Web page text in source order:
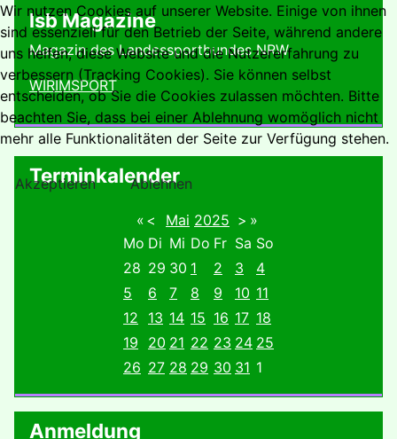
Terminkalender
« < Mai 2025 > »
Mo Di Mi Do Fr Sa So
28 29 30 1 2 3
4
5
6 7 8 9 10 11
12
13 14 15 16 17 18
19
20 21 22 23 24 25
26 27 28 29 30 31 1
Anmeldung
lsb Magazine
Magazin des Landessportbundes NRW
WIRIMSPORT
Wir nutzen Cookies auf unserer Website. Einige von ihnen
sind essenziell für den Betrieb der Seite, während andere
uns helfen, diese Website und die Nutzererfahrung zu
verbessern (Tracking Cookies). Sie können selbst
entscheiden, ob Sie die Cookies zulassen möchten. Bitte
beachten Sie, dass bei einer Ablehnung womöglich nicht
mehr alle Funktionalitäten der Seite zur Verfügung stehen.
Akzeptieren Ablehnen